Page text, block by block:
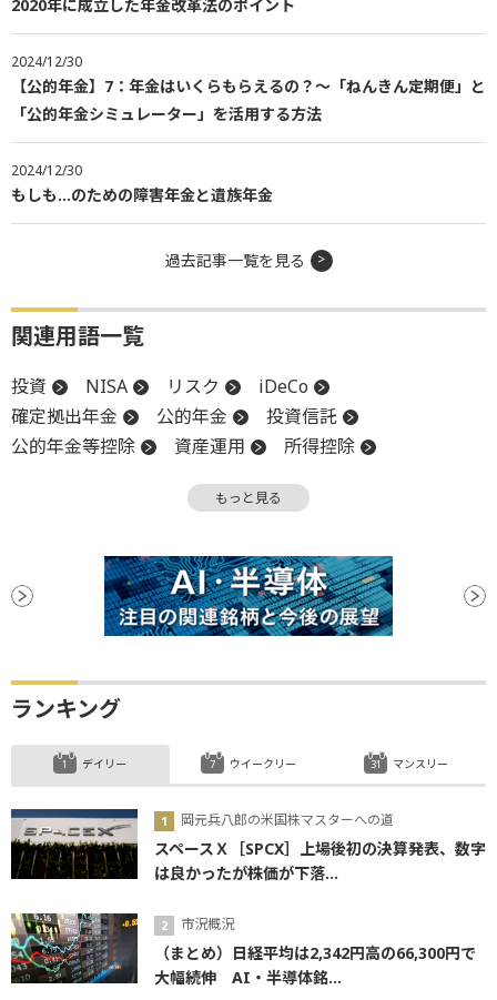
2020年に成立した年金改革法のポイント
2024/12/30
【公的年金】7：年金はいくらもらえるの？～「ねんきん定期便」と
「公的年金シミュレーター」を活用する方法
2024/12/30
もしも…のための障害年金と遺族年金
過去記事一覧を見る
関連用語一覧
投資 NISA リスク
iDeCo
確定拠出年金
公的年金
投資信託
公的年金等控除
資産運用
所得控除
もっと見る
ランキング
デイリー
岡元兵八郎の米国株マスターへの道
スペースＸ［SPCX］上場後初の決算発表、数字
は良かったが株価が下落...
市況概況
（まとめ）日経平均は2,342円高の66,300円で
大幅続伸 AI・半導体銘...
ウイークリー マンスリー